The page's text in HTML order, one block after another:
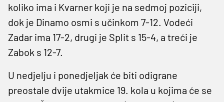
koliko ima i Kvarner koji je na sedmoj poziciji,
dok je Dinamo osmi s učinkom 7-12. Vodeći
Zadar ima 17-2, drugi je Split s 15-4, a treći je
Zabok s 12-7.
U nedjelju i ponedjeljak će biti odigrane
preostale dvije utakmice 19. kola u kojima će se